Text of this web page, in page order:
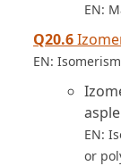
EN:
Q20.6
EN:
EN:
or